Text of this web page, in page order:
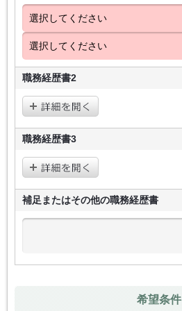
職務経歴書2
職務経歴書3
補足またはその他の職務経歴書
希望条件